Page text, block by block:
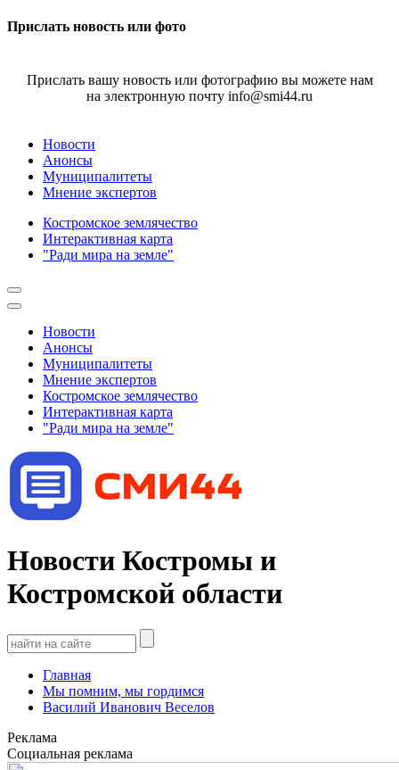
Прислать новость или фото
Прислать вашу новость или фотографию вы можете нам
на электронную почту info@smi44.ru
Новости
Анонсы
Муниципалитеты
Мнение экспертов
Костромское землячество
Интерактивная карта
"Ради мира на земле"
Новости
Анонсы
Муниципалитеты
Мнение экспертов
Костромское землячество
Интерактивная карта
"Ради мира на земле"
Новости Костромы и
Костромской области
Главная
Мы помним, мы гордимся
Василий Иванович Веселов
Реклама
Социальная реклама